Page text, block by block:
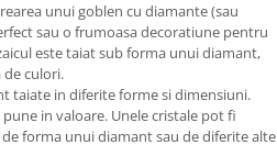
unui goblen cu diamante (sau
sau o frumoasa decoratiune pentru
este taiat sub forma unui diamant,
de culori.
taiate in diferite forme si dimensiuni.
in valoare. Unele cristale pot fi
forma unui diamant sau de diferite alte